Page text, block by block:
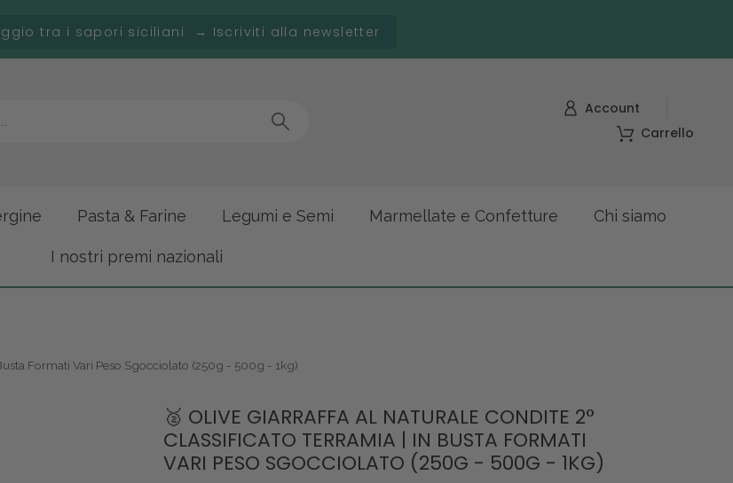
tra i sapori siciliani → Iscriviti alla newsletter
Account
Carrello
Pasta & Farine Legumi e Semi Marmellate e Confetture Chi siamo
I nostri premi nazionali
Formati Vari Peso Sgocciolato (250g - 500g - 1kg)
🥈 OLIVE GIARRAFFA AL NATURALE CONDITE 2°
CLASSIFICATO TERRAMIA | IN BUSTA FORMATI
VARI PESO SGOCCIOLATO (250G - 500G - 1KG)